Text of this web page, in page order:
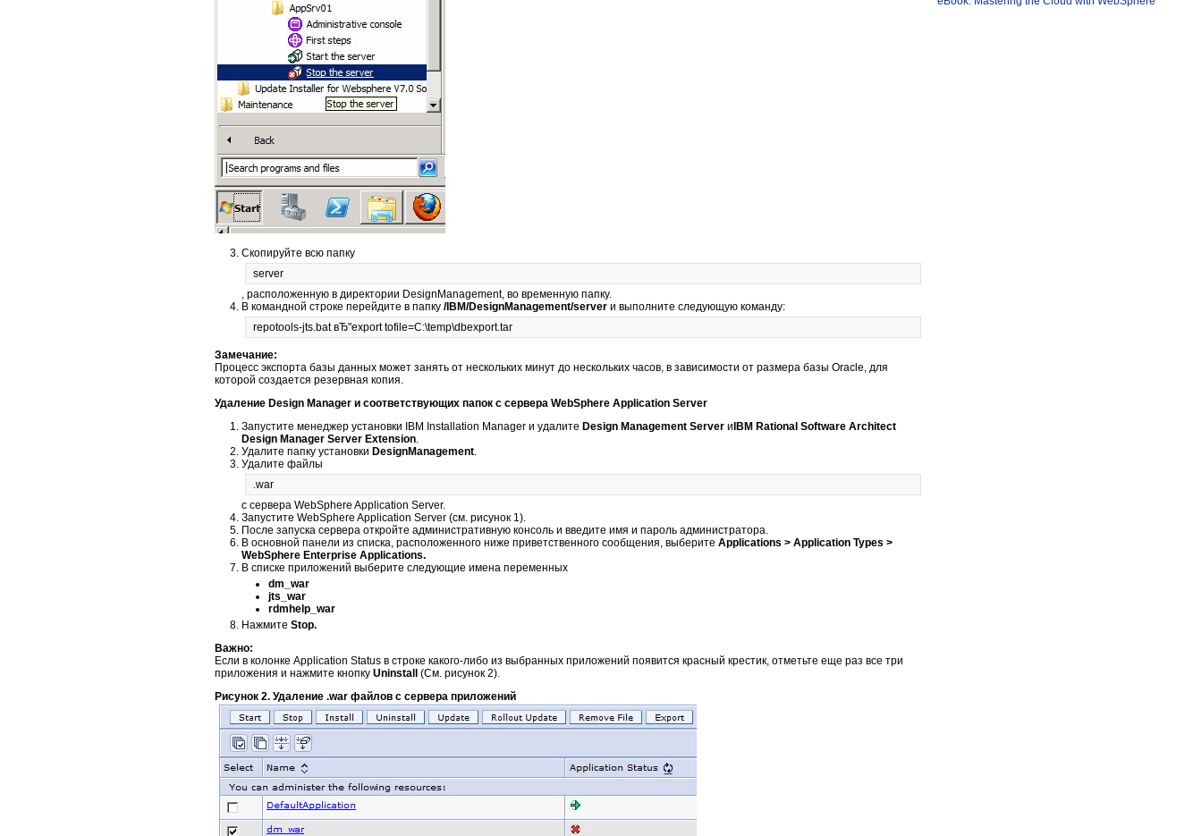
Скопируйте всю папку
server
, расположенную в директории DesignManagement, во временную папку.
В командной строке перейдите в папку /IBM/DesignManagement/server и выполните следующую команду:
repotools-jts.bat вЂ"export tofile=C:\temp\dbexport.tar
Замечание:
Процесс экспорта базы данных может занять от нескольких минут до нескольких часов, в зависимости от размера базы Oracle, для
которой создается резервная копия.
Удаление Design Manager и соответствующих папок с сервера WebSphere Application Server
Запустите менеджер установки IBM Installation Manager и удалите Design Management Server иIBM Rational Software Architect
Design Manager Server Extension
Удалите папку установки DesignManagement
Удалите файлы
.war
с сервера WebSphere Application Server.
Запустите WebSphere Application Server (см. рисунок 1).
После запуска сервера откройте административную консоль и введите имя и пароль администратора.
В основной панели из списка, расположенного ниже приветственного сообщения, выберите Applications > Application Types >
WebSphere Enterprise Applications.
В списке приложений выберите следующие имена переменных
dm_war
jts_war
rdmhelp_war
Нажмите Stop.
Важно:
Если в колонке Application Status в строке какого-либо из выбранных приложений появится красный крестик, отметьте еще раз все три
приложения и нажмите кнопку Uninstall (См. рисунок 2).
Рисунок 2. Удаление .war файлов с сервера приложений